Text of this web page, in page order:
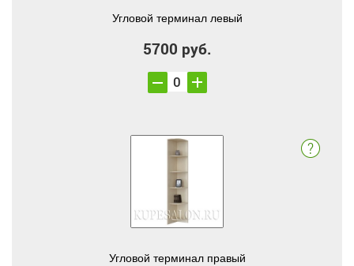
Угловой терминал левый
5700 руб.
Угловой терминал правый